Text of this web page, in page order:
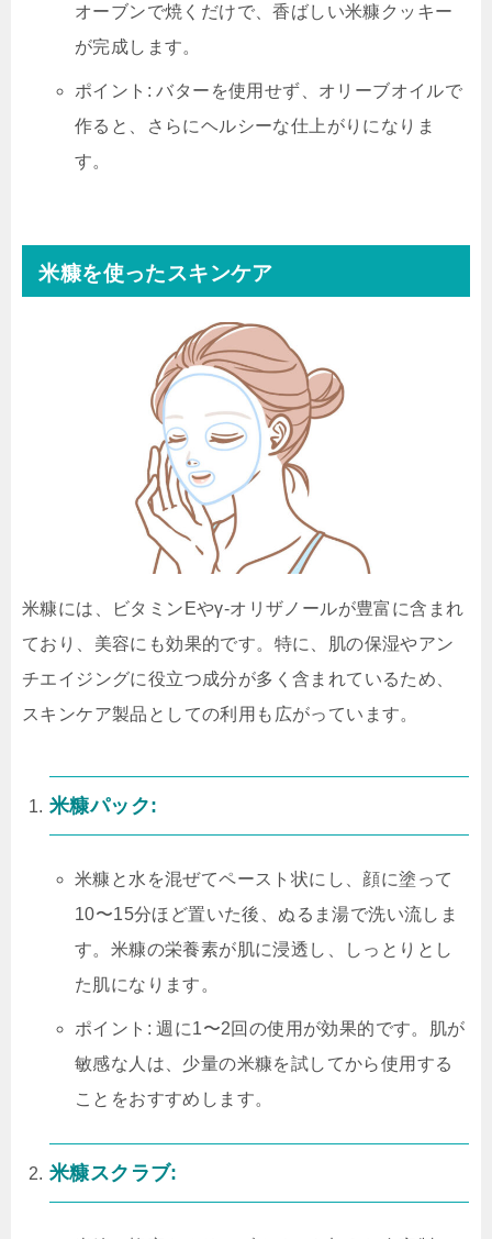
オーブンで焼くだけで、香ばしい米糠クッキー
が完成します。
ポイント: バターを使用せず、オリーブオイルで
作ると、さらにヘルシーな仕上がりになりま
す。
米糠を使ったスキンケア
米糠には、ビタミンEやγ-オリザノールが豊富に含まれ
ており、美容にも効果的です。特に、肌の保湿やアン
チエイジングに役立つ成分が多く含まれているため、
スキンケア製品としての利用も広がっています。
米糠パック:
米糠と水を混ぜてペースト状にし、顔に塗って
10〜15分ほど置いた後、ぬるま湯で洗い流しま
す。米糠の栄養素が肌に浸透し、しっとりとし
た肌になります。
ポイント: 週に1〜2回の使用が効果的です。肌が
敏感な人は、少量の米糠を試してから使用する
ことをおすすめします。
米糠スクラブ: